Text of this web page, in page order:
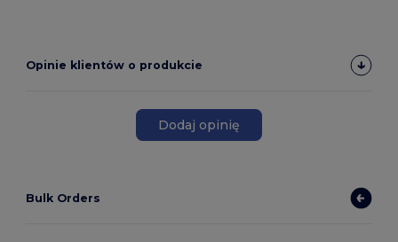
Opinie klientów o produkcie
Dodaj opinię
Bulk Orders